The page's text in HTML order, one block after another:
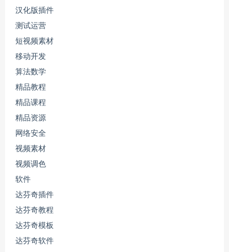
汉化版插件
测试运营
短视频素材
移动开发
算法数学
精品教程
精品课程
精品资源
网络安全
视频素材
视频调色
软件
达芬奇插件
达芬奇教程
达芬奇模板
达芬奇软件